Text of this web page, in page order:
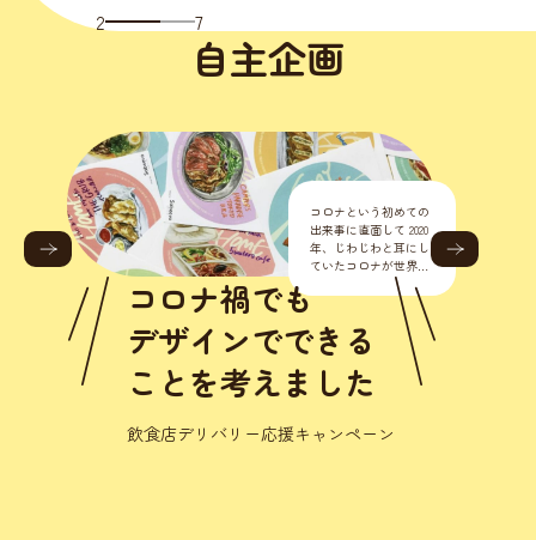
2 7
自主企画
コロナという初めての
出来事に直面して 2020
年、じわじわと耳にし
ていたコロナが世界的
に流行り始めました。
正直こんな様々なとこ
ろに影響が出るなんて
思いもし
コロナ禍でも
デザインでできる
ことを考えました
飲食店デリバリー応援キャンペーン